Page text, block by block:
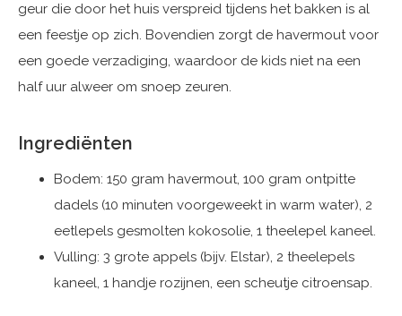
geur die door het huis verspreid tijdens het bakken is al
een feestje op zich. Bovendien zorgt de havermout voor
een goede verzadiging, waardoor de kids niet na een
half uur alweer om snoep zeuren.
Ingrediënten
Bodem: 150 gram havermout, 100 gram ontpitte
dadels (10 minuten voorgeweekt in warm water), 2
eetlepels gesmolten kokosolie, 1 theelepel kaneel.
Vulling: 3 grote appels (bijv. Elstar), 2 theelepels
kaneel, 1 handje rozijnen, een scheutje citroensap.